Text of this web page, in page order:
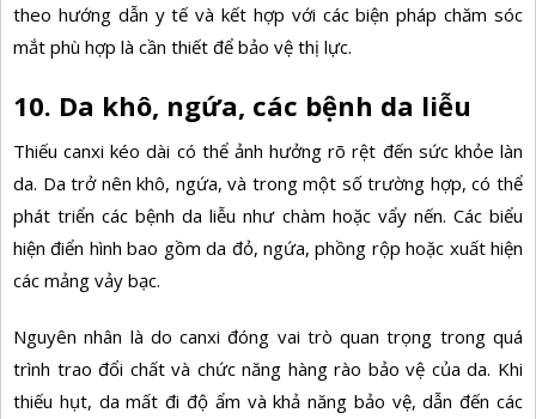
theo hướng dẫn y tế và kết hợp với các biện pháp chăm sóc
mắt phù hợp là cần thiết để bảo vệ thị lực.
10. Da khô, ngứa, các bệnh da liễu
Thiếu canxi kéo dài có thể ảnh hưởng rõ rệt đến sức khỏe làn
da. Da trở nên khô, ngứa, và trong một số trường hợp, có thể
phát triển các bệnh da liễu như chàm hoặc vẩy nến. Các biểu
hiện điển hình bao gồm da đỏ, ngứa, phồng rộp hoặc xuất hiện
các mảng vảy bạc.
Nguyên nhân là do canxi đóng vai trò quan trọng trong quá
trình trao đổi chất và chức năng hàng rào bảo vệ của da. Khi
thiếu hụt, da mất đi độ ẩm và khả năng bảo vệ, dẫn đến các